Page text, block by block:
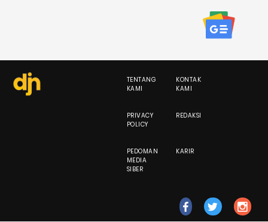
TENTANG
KAMI
KONTAK
KAMI
PRIVACY
POLICY
REDAKSI
PEDOMAN
MEDIA
SIBER
KARIR
fb tw ig